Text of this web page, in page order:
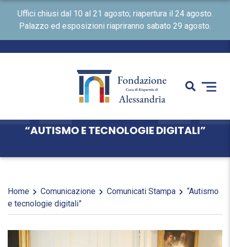
Uffici chiusi dal 10 al 21 agosto; riapertura il 24 agosto.
Palazzo ed esposizioni riapriranno sabato 29 agosto.
“AUTISMO E TECNOLOGIE DIGITALI”
Home Comunicazione Comunicati Stampa
“Autismo
e tecnologie digitali”